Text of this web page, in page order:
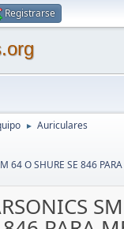
Registrarse
► Auriculares
64 O SHURE SE 846